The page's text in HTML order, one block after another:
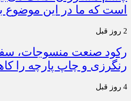
است که ما در این موضوع
2 روز قبل
رکود صنعت منسوجات،
رنگرزی و چاپ پارچه را
4 روز قبل